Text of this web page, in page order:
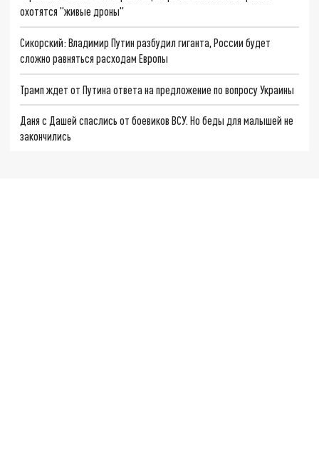
охотятся "живые дроны"
Сикорский: Владимир Путин разбудил гиганта, России будет
сложно равняться расходам Европы
Трамп ждет от Путина ответа на предложение по вопросу Украины
Даня с Дашей спаслись от боевиков ВСУ. Но беды для малышей не
закончились